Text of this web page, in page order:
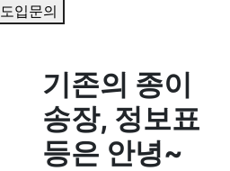
도입문의
기존의 종이
송장, 정보표
등은 안녕~